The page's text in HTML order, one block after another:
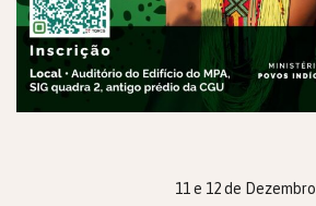
11 e 12 de Dezembro